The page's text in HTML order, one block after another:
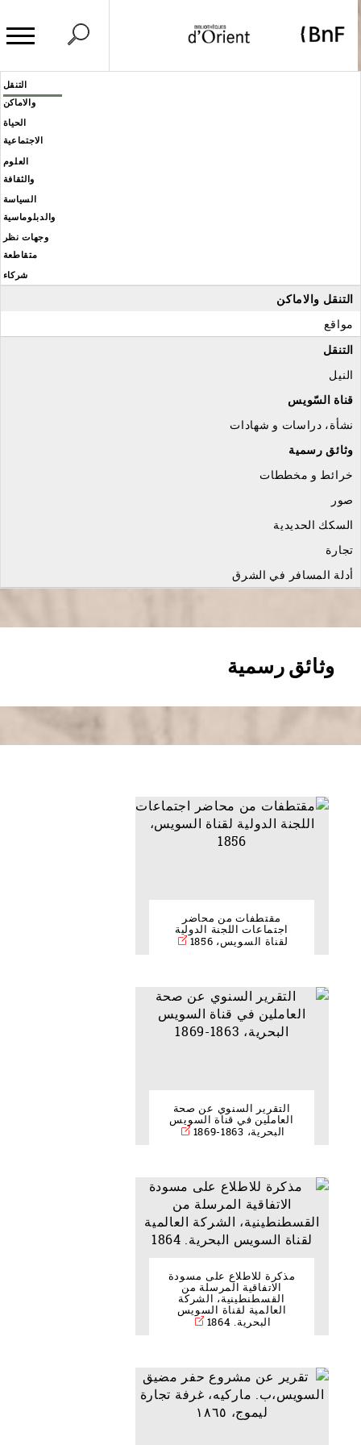
التنقل
والاماكن
الحياة
الاجتماعية
العلوم
والثقافة
السياسة
والدبلوماسية
وجهات نظر
متقاطعة
شركاء
التنقل والاماكن
مواقع
التنقل
النيل
قناة السّويس
نشأة، دراسات و شهادات
وثائق رسمية
خرائط و مخططات
صور
السكك الحديدية
تجارة
أدلة المسافر في الشرق
وثائق رسمية
مقتطفات من محاضر
اجتماعات اللجنة الدولية
لقناة السويس، 1856
التقرير السنوي عن صحة
العاملين في قناة السويس
البحرية، 1863-1869
مذكرة للاطلاع على مسودة
الاتفاقية المرسلة من
القسطنطينية، الشركة
العالمية لقناة السويس
البحرية. 1864